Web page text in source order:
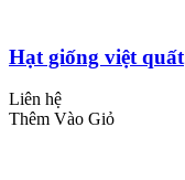
Hạt giống việt quất
Liên hệ
Thêm Vào Giỏ